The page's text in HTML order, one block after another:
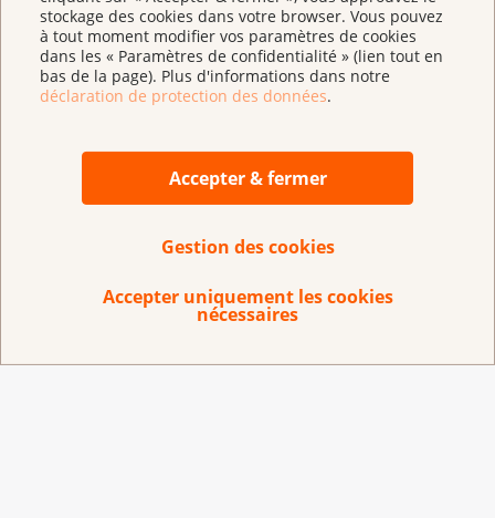
stockage des cookies dans votre browser. Vous pouvez
à tout moment modifier vos paramètres de cookies
dans les « Paramètres de confidentialité » (lien tout en
bas de la page). Plus d'informations dans notre
déclaration de protection des données.
Accepter & fermer
Gestion des cookies
Accepter uniquement les cookies
nécessaires
expose les causes de la fatigue chronique en détail
;
fournit de nombreux conseils pratiques ;
appropriées dans votre cas pour mieux vivre avec
Brochure : Fa­tigue et can­cer - Iden­ti­fier les